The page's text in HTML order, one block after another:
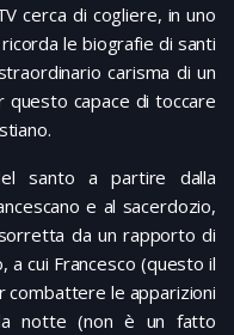
cerca di cogliere, in uno
le biografie di santi
carisma di un
capace di toccare
santo a partire dalla
e al sacerdozio,
da un rapporto di
a cui Francesco (questo il
combattere le apparizioni
notte (non è un fatto